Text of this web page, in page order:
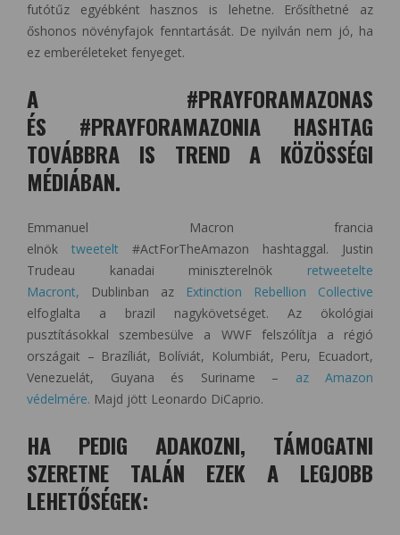
futótűz egyébként hasznos is lehetne. Erősíthetné az
őshonos növényfajok fenntartását. De nyilván nem jó, ha
ez emberéleteket fenyeget.
A #PRAYFORAMAZONAS
ÉS #PRAYFORAMAZONIA HASHTAG
TOVÁBBRA IS TREND A KÖZÖSSÉGI
MÉDIÁBAN.
Emmanuel Macron francia
elnök tweetelt #ActForTheAmazon hashtaggal. Justin
Trudeau kanadai miniszterelnök retweetelte
Macront, Dublinban az
Extinction Rebellion Collective
elfoglalta a brazil nagykövetséget. Az ökológiai
pusztításokkal szembesülve a WWF felszólítja a régió
országait – Brazíliát, Bolíviát, Kolumbiát, Peru, Ecuadort,
Venezuelát, Guyana és Suriname – az Amazon
védelmére. Majd jött Leonardo DiCaprio.
HA PEDIG ADAKOZNI, TÁMOGATNI
SZERETNE TALÁN EZEK A LEGJOBB
LEHETŐSÉGEK: